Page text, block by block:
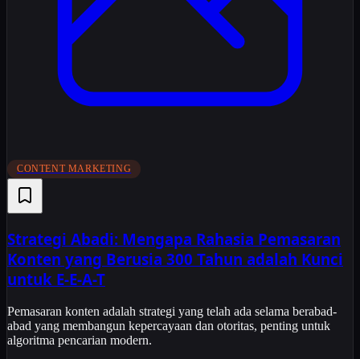
CONTENT MARKETING
Strategi Abadi: Mengapa Rahasia Pemasaran
Konten yang Berusia 300 Tahun adalah Kunci
untuk E-E-A-T
Pemasaran konten adalah strategi yang telah ada selama berabad-
abad yang membangun kepercayaan dan otoritas, penting untuk
algoritma pencarian modern.